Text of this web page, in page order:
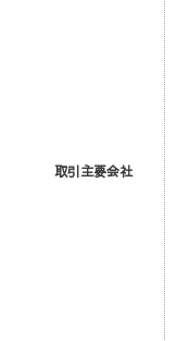
取引主要会社